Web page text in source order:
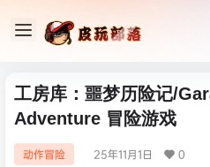
工房库：噩梦历险记/
Adventure 冒险游戏
动作冒险 25年11月1日 0